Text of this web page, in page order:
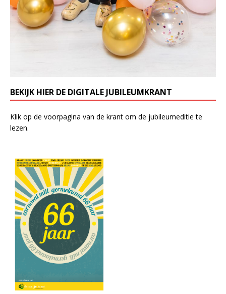
BEKIJK HIER DE DIGITALE JUBILEUMKRANT
Klik op de voorpagina van de krant om de jubileumeditie te
lezen.